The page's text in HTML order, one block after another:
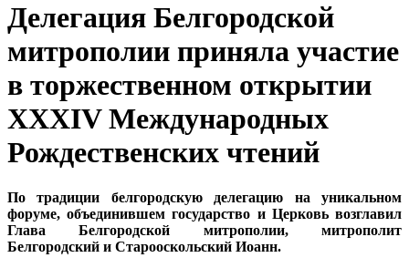
Делегация Белгородской
митрополии приняла участие
в торжественном открытии
XXXIV Международных
Рождественских чтений
По традиции белгородскую делегацию на уникальном
форуме, объединившем государство и Церковь возглавил
Глава Белгородской митрополии, митрополит
Белгородский и Старооскольский Иоанн.